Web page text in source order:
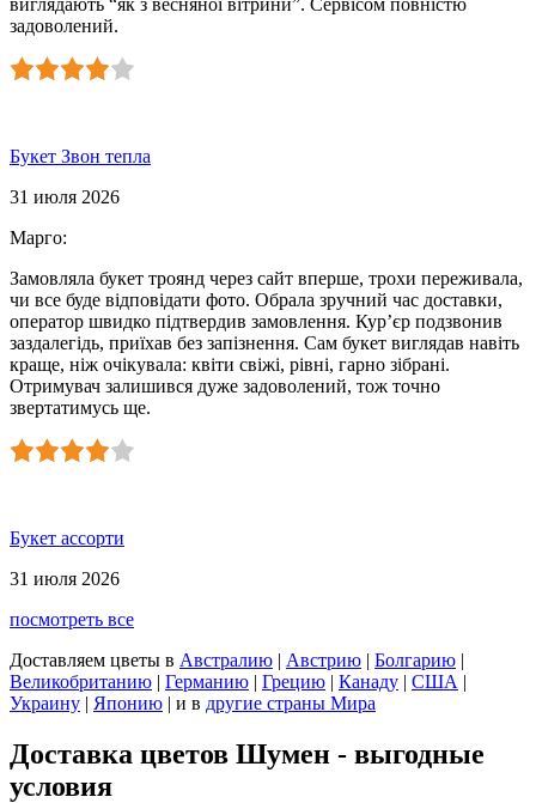
задоволений.
Букет Звон тепла
31 июля 2026
Марго:
Замовляла букет троянд через сайт вперше, трохи переживала,
чи все буде відповідати фото. Обрала зручний час доставки,
оператор швидко підтвердив замовлення. Кур’єр подзвонив
заздалегідь, приїхав без запізнення. Сам букет виглядав навіть
краще, ніж очікувала: квіти свіжі, рівні, гарно зібрані.
Отримувач залишився дуже задоволений, тож точно
звертатимусь ще.
Букет ассорти
31 июля 2026
посмотреть все
Доставляем цветы в Австралию | Австрию | Болгарию |
Великобританию | Германию | Грецию | Канаду | США |
Украину | Японию | и в другие страны Мира
Доставка цветов Шумен - выгодные
условия